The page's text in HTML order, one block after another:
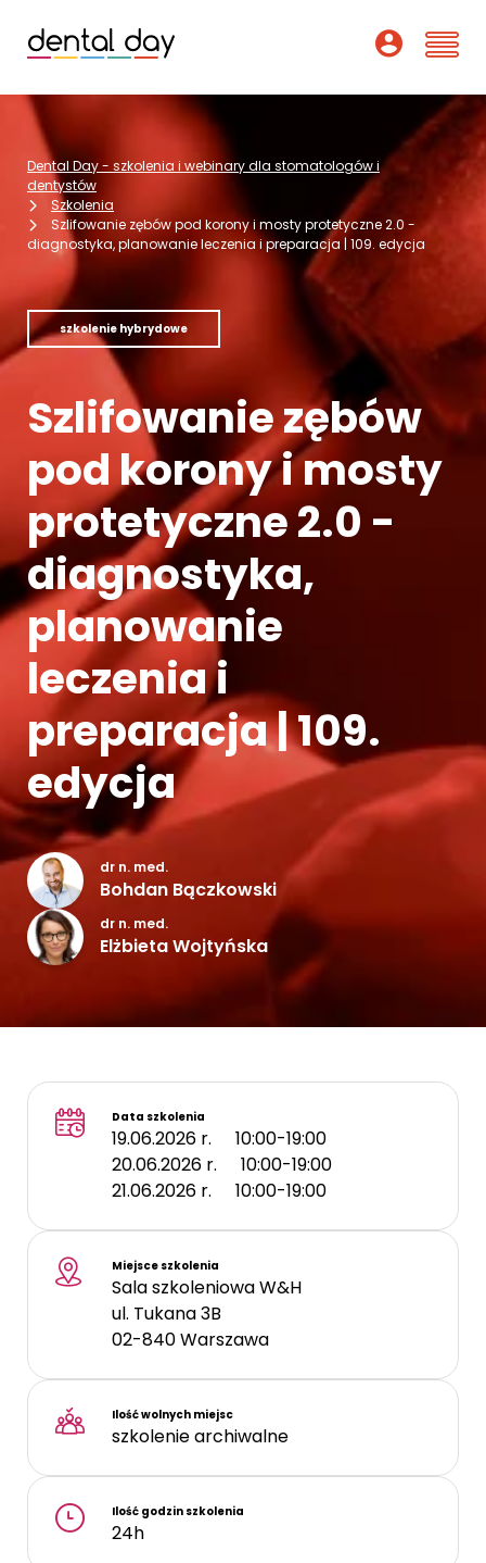
Szkolenia
Webinary
Wykładowcy
Dofinansowania
Podcast
Pomoc
Kontakt
Dental Day - szkolenia i webinary dla stomatologów i
dentystów
Szkolenia
Szlifowanie zębów pod korony i mosty protetyczne 2.0 -
diagnostyka, planowanie leczenia i preparacja | 109. edycja
szkolenie hybrydowe
Szlifowanie zębów
pod korony i mosty
protetyczne 2.0 -
diagnostyka,
planowanie
leczenia i
preparacja | 109.
edycja
dr n. med.
Bohdan Bączkowski
dr n. med.
Elżbieta Wojtyńska
Data szkolenia
19.06.2026 r.
10:00-19:00
20.06.2026 r.
10:00-19:00
21.06.2026 r.
10:00-19:00
Miejsce szkolenia
Sala szkoleniowa W&H
ul. Tukana 3B
02-840Warszawa
Ilość wolnych miejsc
szkolenie archiwalne
Ilość godzin szkolenia
24h